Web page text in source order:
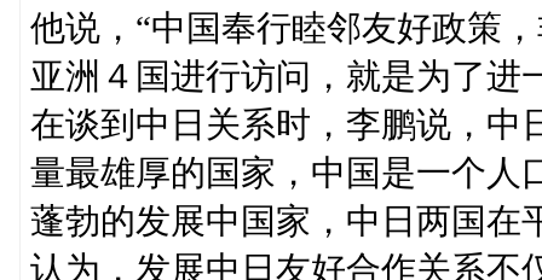
他说，“中国奉行睦邻友好政策
亚洲４国进行访问，就是为了进
在谈到中日关系时，李鹏说，中
量最雄厚的国家，中国是一个人
蓬勃的发展中国家，中日两国在
认为，发展中日友好合作关系不